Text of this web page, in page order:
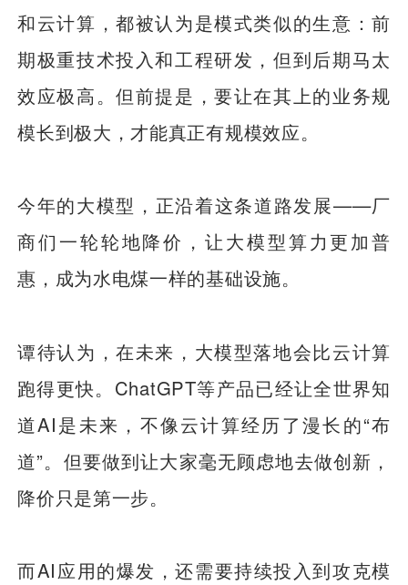
和云计算，都被认为是模式类似的生意：前
期极重技术投入和工程研发，但到后期马太
效应极高。但前提是，要让在其上的业务规
模长到极大，才能真正有规模效应。
今年的大模型，正沿着这条道路发展——厂
商们一轮轮地降价，让大模型算力更加普
惠，成为水电煤一样的基础设施。
谭待认为，在未来，大模型落地会比云计算
跑得更快。ChatGPT等产品已经让全世界知
道AI是未来，不像云计算经历了漫长的“布
道”。但要做到让大家毫无顾虑地去做创新，
降价只是第一步。
而AI应用的爆发，还需要持续投入到攻克模